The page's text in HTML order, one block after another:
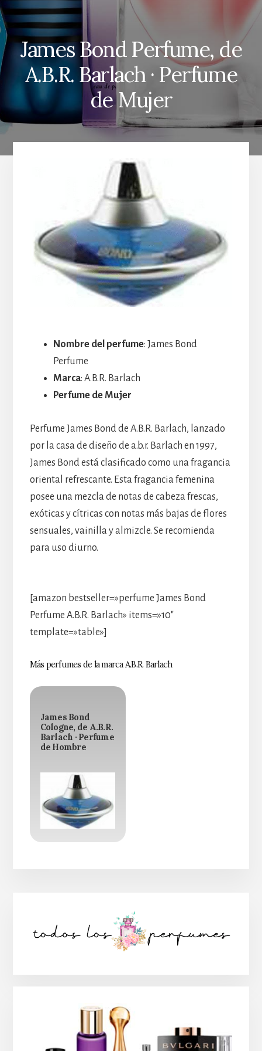
James Bond Perfume, de
A.B.R. Barlach · Perfume
de Mujer
Nombre del perfume: James Bond
Perfume
Marca: A.B.R. Barlach
Perfume de Mujer
Perfume James Bond de A.B.R. Barlach, lanzado
por la casa de diseño de a.b.r. Barlach en 1997,
James Bond está clasificado como una fragancia
oriental refrescante. Esta fragancia femenina
posee una mezcla de notas de cabeza frescas,
exóticas y cítricas con notas más bajas de flores
sensuales, vainilla y almizcle. Se recomienda
para uso diurno.
[amazon bestseller=»perfume James Bond
Perfume A.B.R. Barlach» items=»10″
template=»table»]
Más perfumes de la marca A.B.R. Barlach
James Bond
Cologne, de A.B.R.
Barlach · Perfume
de Hombre
lateral